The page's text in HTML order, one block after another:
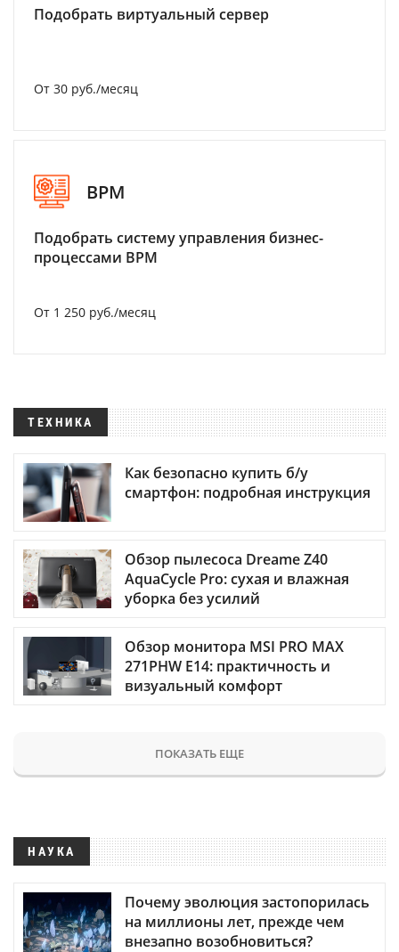
Подобрать виртуальный сервер
От 30 руб./месяц
BPM
Подобрать систему управления бизнес-
процессами BPM
От 1 250 руб./месяц
ТЕХНИКА
Как безопасно купить б/у
смартфон: подробная инструкция
Обзор пылесоса Dreame Z40
AquaCycle Pro: сухая и влажная
уборка без усилий
Обзор монитора MSI PRO MAX
271PHW E14: практичность и
визуальный комфорт
ПОКАЗАТЬ ЕЩЕ
НАУКА
Почему эволюция застопорилась
на миллионы лет, прежде чем
внезапно возобновиться?